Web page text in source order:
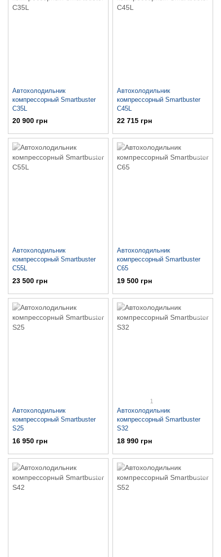
Автохолодильник
компрессорный Smartbuster
C35L
20 900 грн
Автохолодильник
компрессорный Smartbuster
C45L
22 715 грн
Автохолодильник
компрессорный Smartbuster
C55L
23 500 грн
Автохолодильник
компрессорный Smartbuster
C65
19 500 грн
Автохолодильник
компрессорный Smartbuster
S25
16 950 грн
1
Автохолодильник
компрессорный Smartbuster
S32
18 990 грн